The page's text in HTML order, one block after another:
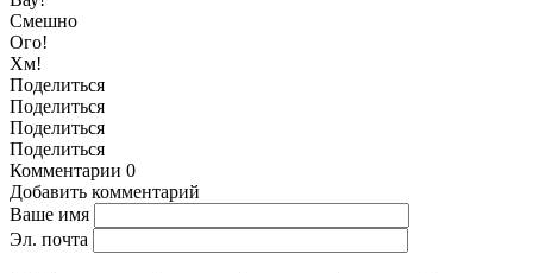
Смешно
Ого!
Хм!
Поделиться
Поделиться
Поделиться
Поделиться
Комментарии 0
Добавить комментарий
Ваше имя
Эл. почта